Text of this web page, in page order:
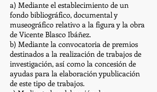
a) Mediante el establecimiento de un
fondo bibliográfico, documental y
museográfico relativo a la figura y la obra
de Vicente Blasco Ibáñez.
b) Mediante la convocatoria de premios
destinados a la realización de trabajos de
investigación, así como la concesión de
ayudas para la elaboración ypublicación
de este tipo de trabajos.